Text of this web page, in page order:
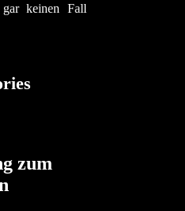
keinen Fall
zum